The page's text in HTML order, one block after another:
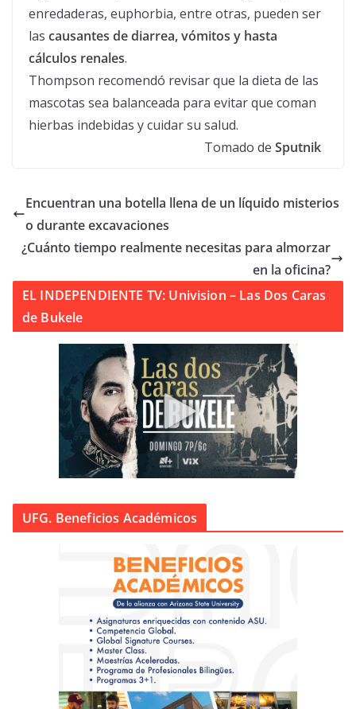
enredaderas, euphorbia, entre otras, pueden ser
las causantes de diarrea, vómitos y hasta
cálculos renales.
Thompson recomendó revisar que la dieta de las
mascotas sea balanceada para evitar que coman
hierbas indebidas y cuidar su salud.
Tomado de Sputnik
Encuentran una botella llena de un líquido misterios
o durante excavaciones
¿Cuánto tiempo realmente necesitas para almorzar
en la oficina?
EL INDEPENDIENTE TV: Univision – Las Dos Caras
de Bukele
UFG. Beneficios Académicos